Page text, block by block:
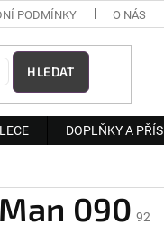
PODMÍNKY O NÁS
HLEDAT
DOPLŇKY A
090 92